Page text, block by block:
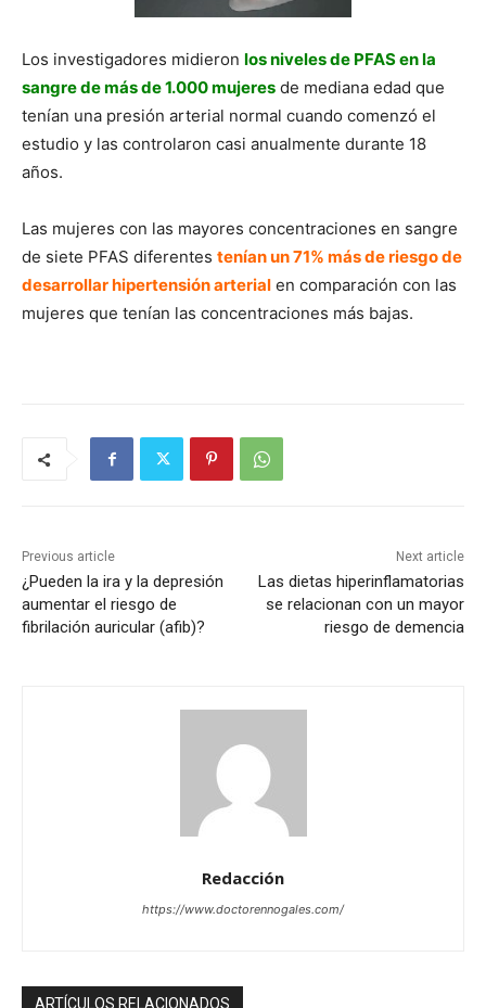
Los investigadores midieron los niveles de PFAS en la
sangre de más de 1.000 mujeres de mediana edad que
tenían una presión arterial normal cuando comenzó el
estudio y las controlaron casi anualmente durante 18
años.
Las mujeres con las mayores concentraciones en sangre
de siete PFAS diferentes tenían un 71% más de riesgo de
desarrollar hipertensión arterial en comparación con las
mujeres que tenían las concentraciones más bajas.
Previous article
¿Pueden la ira y la depresión
aumentar el riesgo de
fibrilación auricular (afib)?
Next article
Las dietas hiperinflamatorias
se relacionan con un mayor
riesgo de demencia
Redacción
https://www.doctorennogales.com/
ARTÍCULOS RELACIONADOS